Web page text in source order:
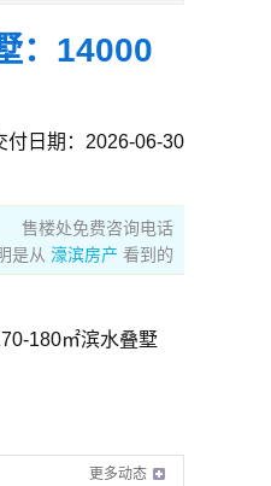
：14000
付日期：2026-06-30
售楼处免费咨询电话
是从 濠滨房产 看到的
180㎡滨水叠墅
更多动态